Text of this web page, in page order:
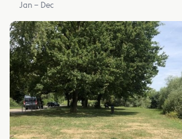
Jan – Dec